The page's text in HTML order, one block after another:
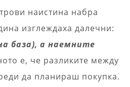
наистина набра
изглеждаха далечни:
база), а наемните
е, че разликите между
да планираш покупка.